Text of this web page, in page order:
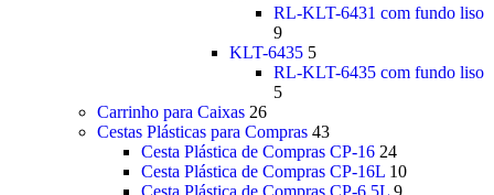
RL-KLT-6431 com fundo liso
9
KLT-6435 5
RL-KLT-6435 com fundo liso
5
Carrinho para Caixas 26
Cestas Plásticas para Compras 43
Cesta Plástica de Compras CP-16 24
Cesta Plástica de Compras CP-16L 10